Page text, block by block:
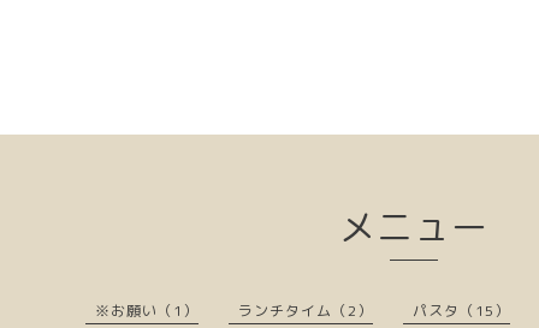
メニュー
※お願い（1） ランチタイム（2） パスタ（15）